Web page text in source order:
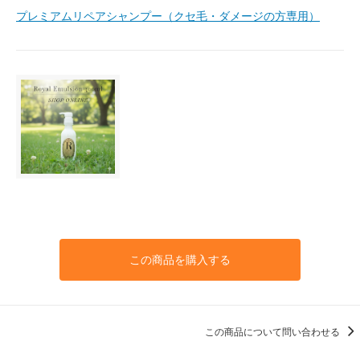
プレミアムリペアシャンプー（クセ毛・ダメージの方専用）
この商品を購入する
この商品について問い合わせる